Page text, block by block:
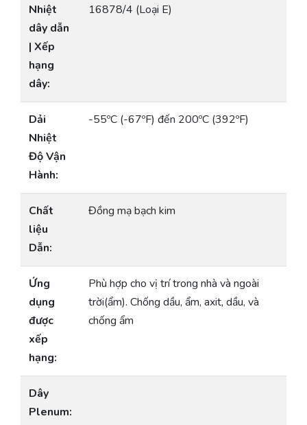
Nhiệt
dây dẫn
| Xếp
hạng
dây:
16878/4 (Loại E)
Dải
Nhiệt
Độ Vận
Hành:
-55ºC (-67ºF) đến 200ºC (392ºF)
Chất
liệu
Dẫn:
Đồng mạ bạch kim
Ứng
dụng
được
xếp
hạng:
Phù hợp cho vị trí trong nhà và ngoài
trời(ẩm). Chống dầu, ẩm, axit, dầu, và
chống ẩm
Dây
Plenum: